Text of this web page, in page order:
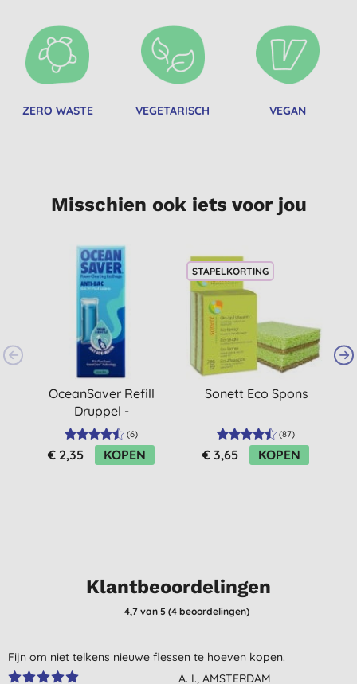
ZERO WASTE VEGETARISCH VEGAN
Misschien ook iets voor jou
OceanSaver Refill
Druppel -
Antibacteriële
Reiniger
(6)
€ 2,35 KOPEN
STAPELKORTING
Sonett Eco Spons
(87)
€ 3,65 KOPEN
Klantbeoordelingen
4,7van 5 (4 beoordelingen)
Fijn om niet telkens nieuwe flessen te hoeven kopen.
A. I., AMSTERDAM